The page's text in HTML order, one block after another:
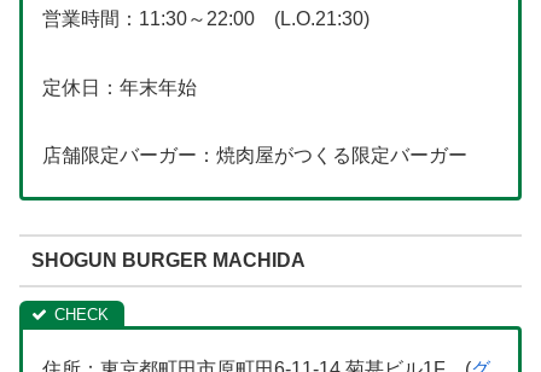
営業時間：11:30～22:00 (L.O.21:30)
定休日：年末年始
店舗限定バーガー：焼肉屋がつくる限定バーガー
SHOGUN BURGER MACHIDA